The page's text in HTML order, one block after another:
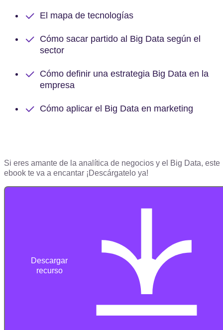
El mapa de tecnologías
Cómo sacar partido al Big Data según el
sector
Cómo definir una estrategia Big Data en la
empresa
Cómo aplicar el Big Data en marketing
Si eres amante de la analítica de negocios y el Big Data, este
ebook te va a encantar ¡Descárgatelo ya!
Descargar
recurso